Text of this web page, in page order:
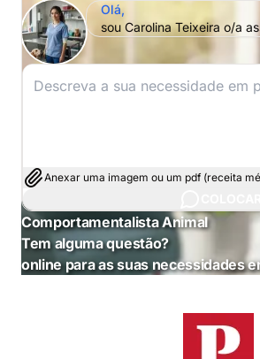
Olá,
sou Carolina Teixeira o/a
Anexar uma imagem ou um pdf (receita
Comportamentalista Animal
Tem alguma questão?
online para as suas necessidades